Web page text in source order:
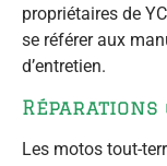
propriétaires de
se référer aux
d’entretien.
Les motos tout-